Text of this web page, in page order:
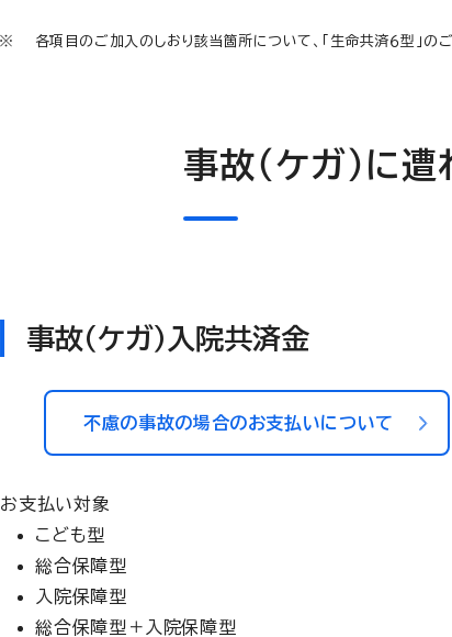
各項目のご加入のしおり該当箇所について、「生命共済６型」の
事故（ケガ）に
事故（ケガ）入院共済金
不慮の事故の場合のお支払いについて
お支払い対象
こども型
総合保障型
入院保障型
総合保障型＋入院保障型